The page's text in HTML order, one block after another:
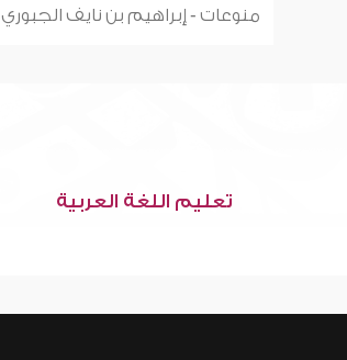
منوعات - إبراهيم بن نايف الجبوري
تعليم اللغة العربية